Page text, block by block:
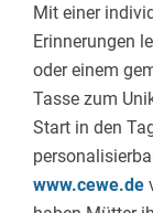
Mit einer
Erinnerungen
oder einem
Tasse zum
Start in den
www.cewe.de